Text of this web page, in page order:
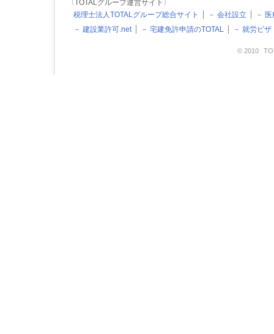
〈TOTALグループ運営サイト〉
税理士法人TOTALグループ総合サイト
－ 会社設立
－
－ 建設業許可.net
－ 宅建免許申請のTOTAL － 就労ビ
© 2010